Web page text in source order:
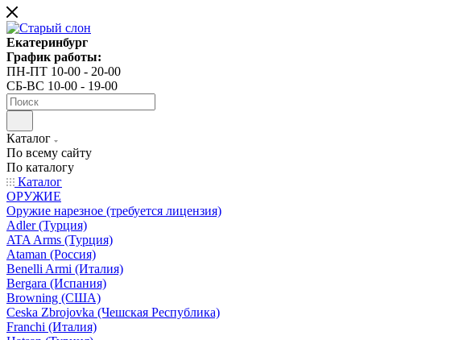
Екатеринбург
График работы:
ПН-ПТ 10-00 - 20-00
СБ-ВС 10-00 - 19-00
Каталог
По всему сайту
По каталогу
Каталог
ОРУЖИЕ
Оружие нарезное (требуется лицензия)
Adler (Турция)
ATA Arms (Турция)
Ataman (Россия)
Benelli Armi (Италия)
Bergara (Испания)
Browning (США)
Ceska Zbrojovka (Чешская Республика)
Franchi (Италия)